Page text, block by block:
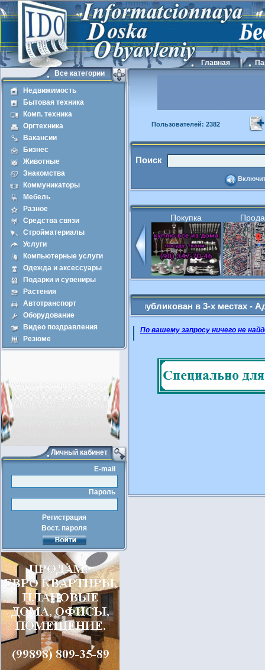
Главная
Пользователей: 2382
Поиск
Покупка
Продажа
Вами объявление будет опубликован в 3-х местах -
По вашему запросу ничего не
Все категории
Недвижимость
Бытовая техника
Комп. техника
Оргтехника
Вакансии
Бизнес
Животные
Знакомства
Коммуникаторы
Мебель
Разное
Средства связи
Стройматериалы
Услуги
Компьютерные услуги
Одежда и аксессуары
Подарки и сувениры
Растения
Автотранспорт
Оборудование
Видео поздравления
Резюме
Личный кабинет
E-mail
Пароль
Регистрация
Вост. пароля